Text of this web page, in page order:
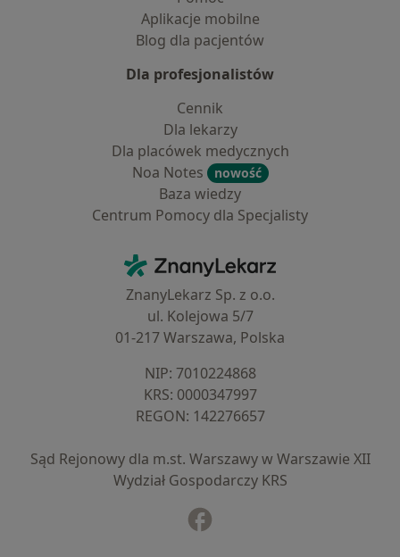
Aplikacje mobilne
Blog dla pacjentów
Dla profesjonalistów
Cennik
Dla lekarzy
Dla placówek medycznych
Noa Notes
nowość
Baza wiedzy
Centrum Pomocy dla Specjalisty
ZnanyLekarz - Strona główna
ZnanyLekarz Sp. z o.o.
ul. Kolejowa 5/7
01-217 Warszawa, Polska
NIP: ⁠7010224868
KRS: ⁠0000347997
REGON: ⁠142276657
Sąd Rejonowy dla m.st. Warszawy w Warszawie XII
Wydział Gospodarczy KRS